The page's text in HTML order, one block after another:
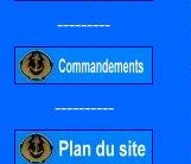
---------
----------